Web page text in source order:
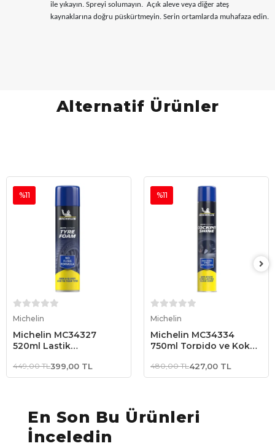
ile yıkayın. Spreyi solumayın. Açık aleve veya diğer ateş
kaynaklarına doğru püskürtmeyin. Serin ortamlarda muhafaza edin.
Alternatif Ürünler
Michelin
Michelin MC34327
520ml Lastik
%11
449,00 TL399,00 TL
Michelin
Michelin MC34334
750ml Torpido ve Kokpit
Spreyi Gizemli Aroma
%11
480,00 TL427,00 TL
En Son Bu Ürünleri
İnceledin